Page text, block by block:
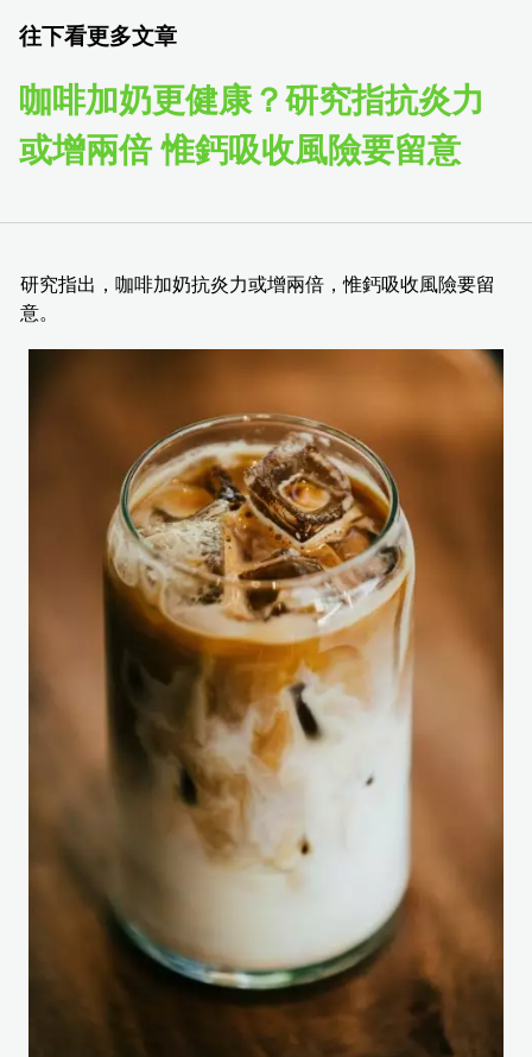
往下看更多文章
咖啡加奶更健康？研究指抗炎力
或增兩倍 惟鈣吸收風險要留意
研究指出，咖啡加奶抗炎力或增兩倍，惟鈣吸收風險要留
意。